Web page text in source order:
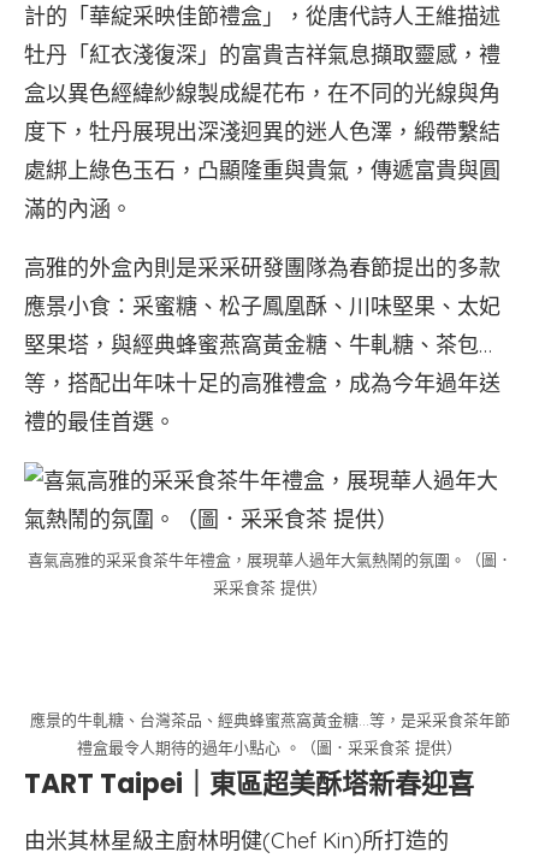
計的「華綻采映佳節禮盒」，從唐代詩人王維描述
牡丹「紅衣淺復深」的富貴吉祥氣息擷取靈感，禮
盒以異色經緯紗線製成緹花布，在不同的光線與角
度下，牡丹展現出深淺迥異的迷人色澤，緞帶繫結
處綁上綠色玉石，凸顯隆重與貴氣，傳遞富貴與圓
滿的內涵。
高雅的外盒內則是采采研發團隊為春節提出的多款
應景小食：采蜜糖、松子鳳凰酥、川味堅果、太妃
堅果塔，與經典蜂蜜燕窩黃金糖、牛軋糖、茶包…
等，搭配出年味十足的高雅禮盒，成為今年過年送
禮的最佳首選。
喜氣高雅的采采食茶牛年禮盒，展現華人過年大氣熱鬧的氛圍。（圖．
采采食茶 提供）
應景的牛軋糖、台灣茶品、經典蜂蜜燕窩黃金糖…等，是采采食茶年節
禮盒最令人期待的過年小點心 。（圖．采采食茶 提供）
TART Taipei｜東區超美酥塔新春迎喜
由米其林星級主廚林明健(Chef Kin)所打造的